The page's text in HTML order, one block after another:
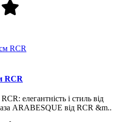
RCR
елегантність і стиль від
ARABESQUE від RCR &m..